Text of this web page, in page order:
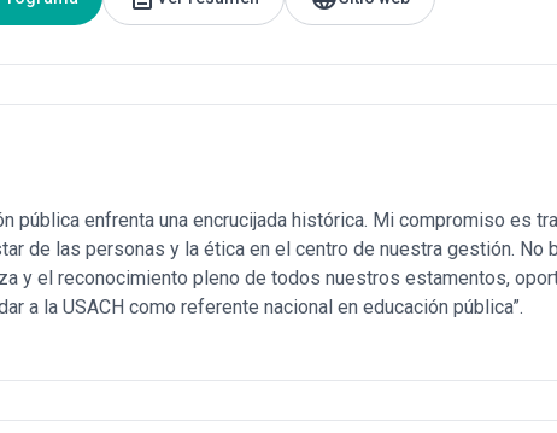
pública enfrenta una encrucijada histórica. Mi compromiso es
de las personas y la ética en el centro de nuestra gestión. No
y el reconocimiento pleno de todos nuestros estamentos,
a la USACH como referente nacional en educación pública”.